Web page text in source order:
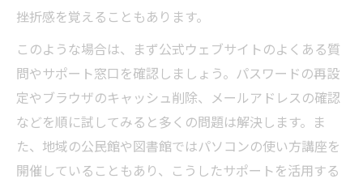
挫折感を覚えることもあります。
このような場合は、まず公式ウェブサイトのよくある質
問やサポート窓口を確認しましょう。パスワードの再設
定やブラウザのキャッシュ削除、メールアドレスの確認
などを順に試してみると多くの問題は解決します。ま
た、地域の公民館や図書館ではパソコンの使い方講座を
開催していることもあり、こうしたサポートを活用する